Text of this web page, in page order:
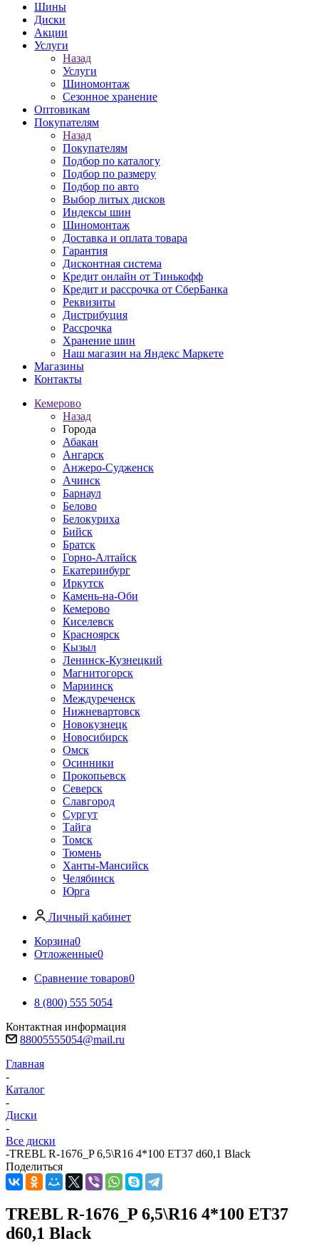
Шины
Диски
Акции
Услуги
Назад
Услуги
Шиномонтаж
Сезонное хранение
Оптовикам
Покупателям
Назад
Покупателям
Подбор по каталогу
Подбор по размеру
Подбор по авто
Выбор литых дисков
Индексы шин
Шиномонтаж
Доставка и оплата товара
Гарантия
Дисконтная система
Кредит онлайн от Тинькофф
Кредит и рассрочка от СберБанка
Реквизиты
Дистрибуция
Рассрочка
Хранение шин
Наш магазин на Яндекс Маркете
Магазины
Контакты
Кемерово
Назад
Города
Абакан
Ангарск
Анжеро-Судженск
Ачинск
Барнаул
Белово
Белокуриха
Бийск
Братск
Горно-Алтайск
Екатеринбург
Иркутск
Камень-на-Оби
Кемерово
Киселевск
Красноярск
Кызыл
Ленинск-Кузнецкий
Магнитогорск
Мариинск
Междуреченск
Нижневартовск
Новокузнецк
Новосибирск
Омск
Осинники
Прокопьевск
Северск
Славгород
Сургут
Тайга
Томск
Тюмень
Ханты-Мансийск
Челябинск
Юрга
Личный кабинет
Корзина0
Отложенные0
Сравнение товаров0
8 (800) 555 5054
Контактная информация
88005555054@mail.ru
Главная
-
Каталог
-
Диски
-
Все диски
-TREBL R-1676_P 6,5\R16 4*100 ET37 d60,1 Black
Поделиться
TREBL R-1676_P 6,5\R16 4*100 ET37
d60,1 Black